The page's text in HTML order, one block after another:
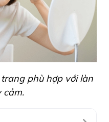
phù hợp với làn
cảm.